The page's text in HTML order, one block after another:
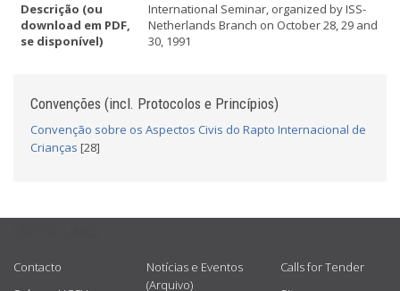
Descrição (ou
download em PDF,
se disponível)
International Seminar, organized by ISS-
Netherlands Branch on October 28, 29 and
30, 1991
Convenções (incl. Protocolos e Princípios)
Convenção sobre os Aspectos Civis do Rapto Internacional de
Crianças [28]
Contacto
Notícias e Eventos
(Arquivo)
Calls for Tender